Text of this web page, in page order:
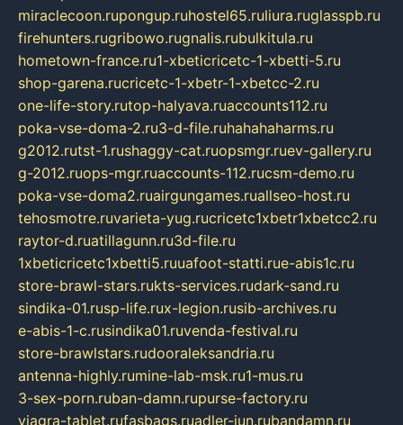
miraclecoon.rupongup.ruhostel65.ruliura.ruglasspb.ru
firehunters.rugribowo.rugnalis.rubulkitula.ru
hometown-france.ru1-xbeticricetc-1-xbetti-5.ru
shop-garena.rucricetc-1-xbetr-1-xbetcc-2.ru
one-life-story.rutop-halyava.ruaccounts112.ru
poka-vse-doma-2.ru3-d-file.ruhahahaharms.ru
g2012.rutst-1.rushaggy-cat.ruopsmgr.ruev-gallery.ru
g-2012.ruops-mgr.ruaccounts-112.rucsm-demo.ru
poka-vse-doma2.ruairgungames.ruallseo-host.ru
tehosmotre.ruvarieta-yug.rucricetc1xbetr1xbetcc2.ru
raytor-d.ruatillagunn.ru3d-file.ru
1xbeticricetc1xbetti5.ruuafoot-statti.rue-abis1c.ru
store-brawl-stars.rukts-services.rudark-sand.ru
sindika-01.rusp-life.rux-legion.rusib-archives.ru
e-abis-1-c.rusindika01.ruvenda-festival.ru
store-brawlstars.rudooraleksandria.ru
antenna-highly.rumine-lab-msk.ru1-mus.ru
3-sex-porn.ruban-damn.rupurse-factory.ru
viagra-tablet.rufasbags.ruadler-jun.rubandamn.ru